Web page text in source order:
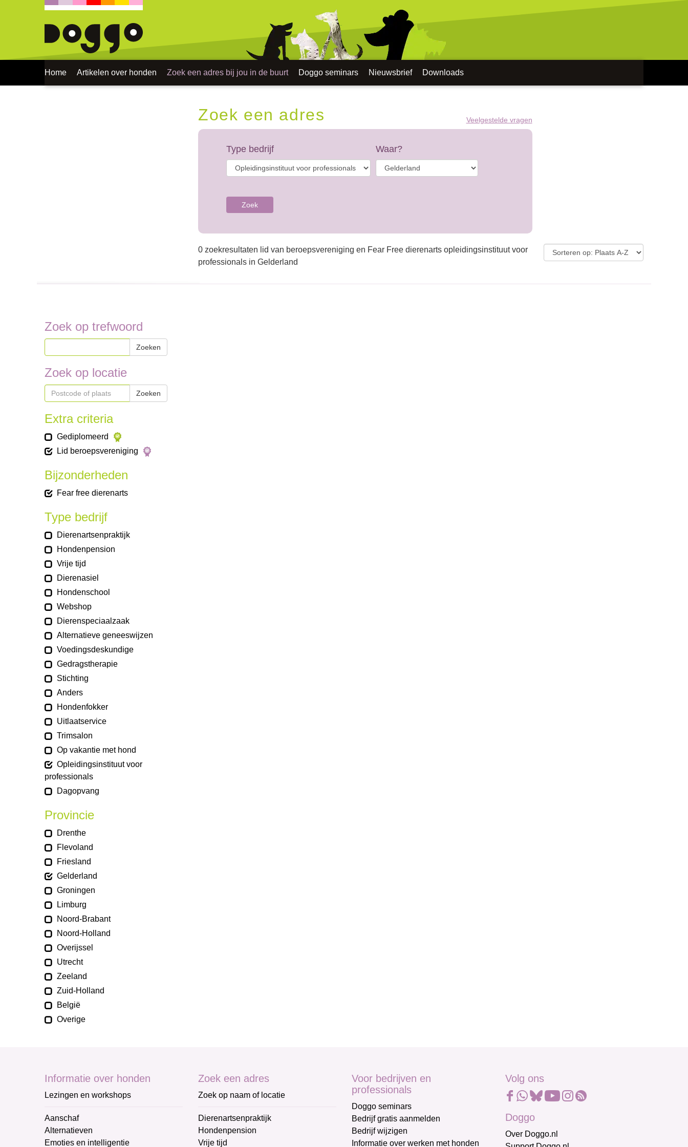
Home Artikelen over honden Zoek een adres bij jou in de buurt Doggo seminars Nieuwsbrief Downloads
Zoek een adres Veelgestelde vragen
Type bedrijf Waar?
Zoek
0 zoekresultaten lid van beroepsvereniging en Fear Free dierenarts opleidingsinstituut voor
professionals in Gelderland
Zoek op trefwoord
Zoeken
Zoek op locatie
Zoeken
Extra criteria
Gediplomeerd
Lid beroepsvereniging
Bijzonderheden
Fear free dierenarts
Type bedrijf
Dierenartsenpraktijk
Hondenpension
Vrije tijd
Dierenasiel
Hondenschool
Webshop
Dierenspeciaalzaak
Alternatieve geneeswijzen
Voedingsdeskundige
Gedragstherapie
Stichting
Anders
Hondenfokker
Uitlaatservice
Trimsalon
Op vakantie met hond
Opleidingsinstituut voor
professionals
Dagopvang
Provincie
Drenthe
Flevoland
Friesland
Gelderland
Groningen
Limburg
Noord-Brabant
Noord-Holland
Overijssel
Utrecht
Zeeland
Zuid-Holland
België
Overige
Informatie over honden
Lezingen en workshops
Aanschaf
Alternatieven
Emoties en intelligentie
Zoek een adres
Zoek op naam of locatie
Dierenartsenpraktijk
Hondenpension
Vrije tijd
Voor bedrijven en
professionals
Doggo seminars
Bedrijf gratis aanmelden
Bedrijf wijzigen
Informatie over werken met honden
Volg ons
Doggo
Over Doggo.nl